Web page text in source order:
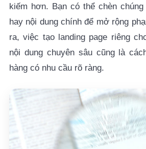
kiếm hơn. Bạn có thể chèn
hay nội dung chính để mở rộng
ra, việc tạo landing page riêng
nội dung chuyên sâu cũng là
hàng có nhu cầu rõ ràng.